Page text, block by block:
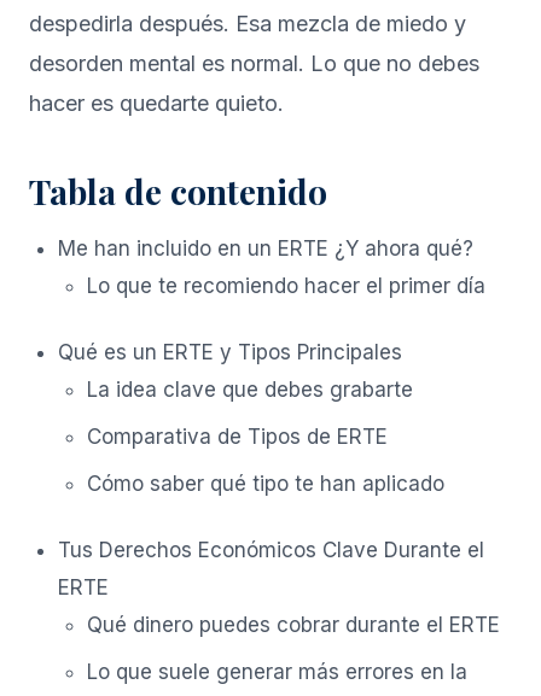
despedirla después. Esa mezcla de miedo y
desorden mental es normal. Lo que no debes
hacer es quedarte quieto.
Tabla de contenido
Me han incluido en un ERTE ¿Y ahora qué?
Lo que te recomiendo hacer el primer día
Qué es un ERTE y Tipos Principales
La idea clave que debes grabarte
Comparativa de Tipos de ERTE
Cómo saber qué tipo te han aplicado
Tus Derechos Económicos Clave Durante el
ERTE
Qué dinero puedes cobrar durante el ERTE
Lo que suele generar más errores en la